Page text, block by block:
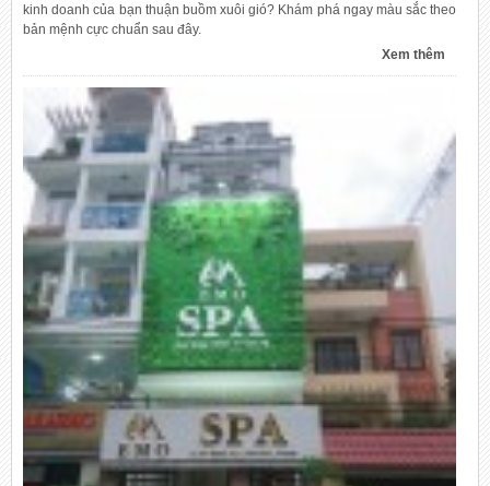
kinh doanh của bạn thuận buồm xuôi gió? Khám phá ngay màu sắc theo
bản mệnh cực chuẩn sau đây.
Xem thêm